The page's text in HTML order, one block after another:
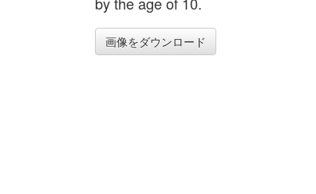
画像をダウンロード